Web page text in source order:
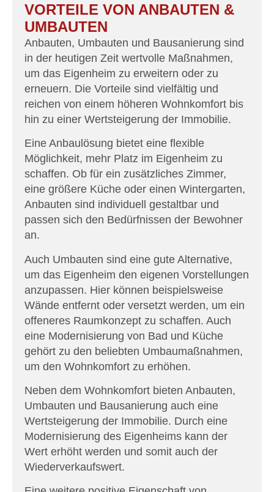
VORTEILE VON ANBAUTEN &
UMBAUTEN
Anbauten, Umbauten und Bausanierung sind
in der heutigen Zeit wertvolle Maßnahmen,
um das Eigenheim zu erweitern oder zu
erneuern. Die Vorteile sind vielfältig und
reichen von einem höheren Wohnkomfort bis
hin zu einer Wertsteigerung der Immobilie.
Eine Anbaulösung bietet eine flexible
Möglichkeit, mehr Platz im Eigenheim zu
schaffen. Ob für ein zusätzliches Zimmer,
eine größere Küche oder einen Wintergarten,
Anbauten sind individuell gestaltbar und
passen sich den Bedürfnissen der Bewohner
an.
Auch Umbauten sind eine gute Alternative,
um das Eigenheim den eigenen Vorstellungen
anzupassen. Hier können beispielsweise
Wände entfernt oder versetzt werden, um ein
offeneres Raumkonzept zu schaffen. Auch
eine Modernisierung von Bad und Küche
gehört zu den beliebten Umbaumaßnahmen,
um den Wohnkomfort zu erhöhen.
Neben dem Wohnkomfort bieten Anbauten,
Umbauten und Bausanierung auch eine
Wertsteigerung der Immobilie. Durch eine
Modernisierung des Eigenheims kann der
Wert erhöht werden und somit auch der
Wiederverkaufswert.